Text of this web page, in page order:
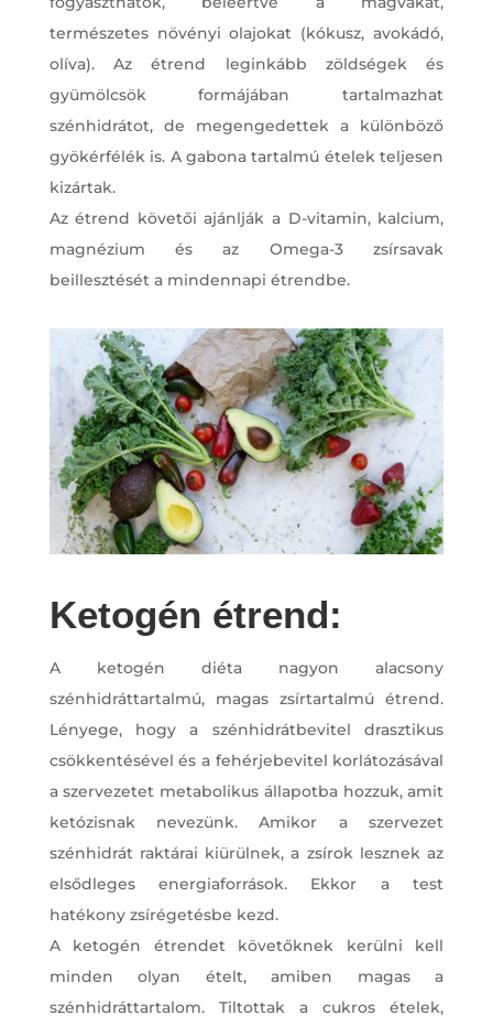
természetes növényi olajokat (kókusz, avokádó,
olíva). Az étrend leginkább zöldségek és
gyümölcsök formájában tartalmazhat
szénhidrátot, de megengedettek a különböző
gyökérfélék is. A gabona tartalmú ételek teljesen
kizártak.
Az étrend követői ajánlják a D-vitamin, kalcium,
magnézium és az Omega-3 zsírsavak
beillesztését a mindennapi étrendbe.
Ketogén étrend:
A ketogén diéta nagyon alacsony
szénhidráttartalmú, magas zsírtartalmú étrend.
Lényege, hogy a szénhidrátbevitel drasztikus
csökkentésével és a fehérjebevitel korlátozásával
a szervezetet metabolikus állapotba hozzuk, amit
ketózisnak nevezünk. Amikor a szervezet
szénhidrát raktárai kiürülnek, a zsírok lesznek az
elsődleges energiaforrások. Ekkor a test
hatékony zsírégetésbe kezd.
A ketogén étrendet követőknek kerülni kell
minden olyan ételt, amiben magas a
szénhidráttartalom. Tiltottak a cukros ételek,